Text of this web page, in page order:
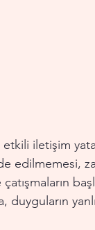
etkili iletişim
çatışmaların
duyguların